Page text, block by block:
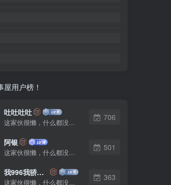
屋用户榜！
吐吐吐吐
这家伙很懒，什么都没有写...
706
阿银
这家伙很懒，什么都没有写...
501
我996我骄傲了么
这家伙很懒，什么都没有写...
363